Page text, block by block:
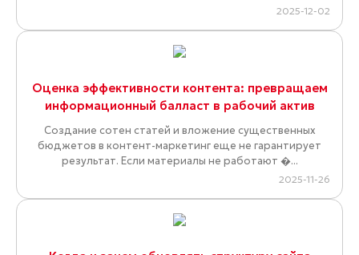
2025-12-02
Оценка эффективности контента: превращаем
информационный балласт в рабочий актив
Создание сотен статей и вложение существенных
бюджетов в контент-маркетинг еще не гарантирует
результат. Если материалы не работают �...
2025-11-26